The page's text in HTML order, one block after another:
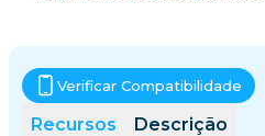
Recursos Descrição
Verificar Compatibilidade